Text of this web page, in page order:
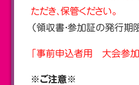
ただき、保管ください。
（領収書・参加証の発行期
「事前申込者用 大会参加
※ご注意※